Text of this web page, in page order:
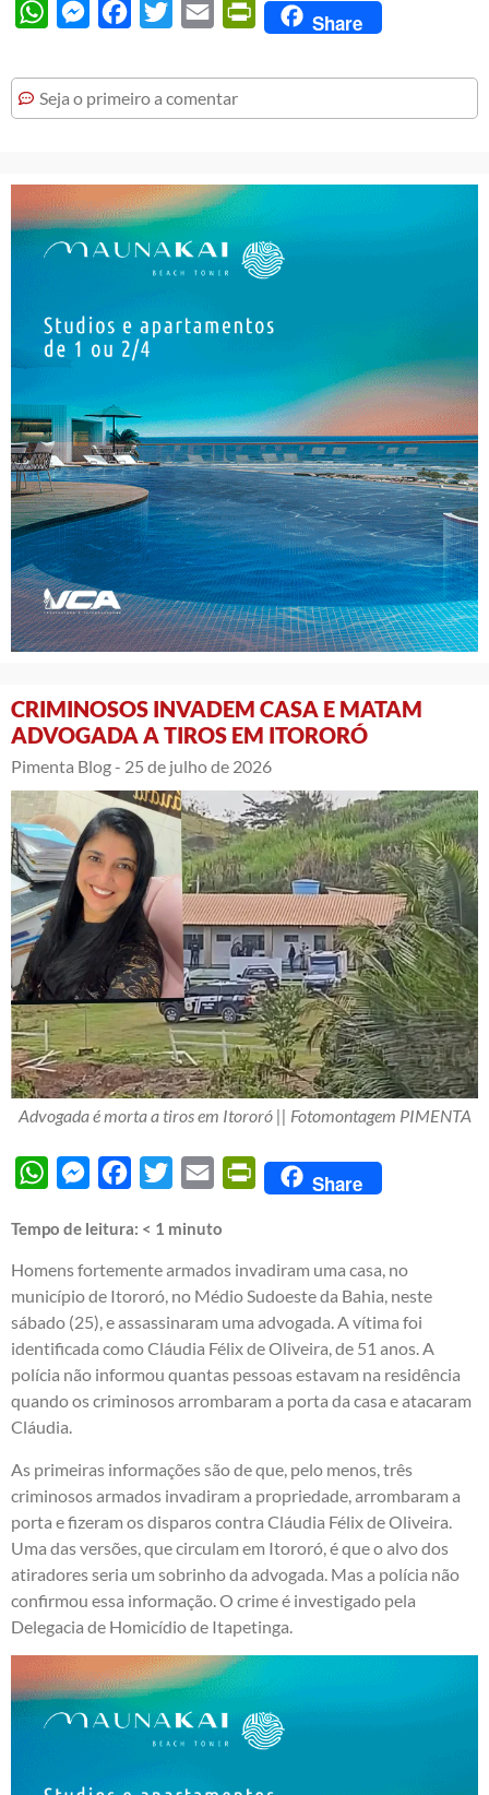
WhatsAppMessengerFacebook
Twitter Email PrintFriendly
Share
Seja o primeiro a comentar
CRIMINOSOS INVADEM CASA E MATAM
ADVOGADA A TIROS EM ITORORÓ
Pimenta Blog - 25 de julho de 2026
Advogada é morta a tiros em Itororó || Fotomontagem PIMENTA
WhatsAppMessengerFacebook
Twitter Email PrintFriendly
Share
Tempo de leitura: < 1 minuto
Homens fortemente armados invadiram uma casa, no
município de Itororó, no Médio Sudoeste da Bahia, neste
sábado (25), e assassinaram uma advogada. A vítima foi
identificada como Cláudia Félix de Oliveira, de 51 anos. A
polícia não informou quantas pessoas estavam na residência
quando os criminosos arrombaram a porta da casa e atacaram
Cláudia.
As primeiras informações são de que, pelo menos, três
criminosos armados invadiram a propriedade, arrombaram a
porta e fizeram os disparos contra Cláudia Félix de Oliveira.
Uma das versões, que circulam em Itororó, é que o alvo dos
atiradores seria um sobrinho da advogada. Mas a polícia não
confirmou essa informação. O crime é investigado pela
Delegacia de Homicídio de Itapetinga.